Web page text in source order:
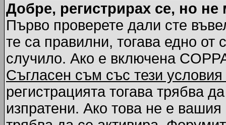
Добре, регистрирах се, но не
Първо проверете дали сте
те са правилни, тогава едно
случило. Ако е включена
Съгласен съм със тези
регистрацията тогава трябва
изпратени. Ако това не е